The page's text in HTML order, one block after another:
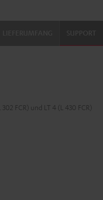
SUPPORT
FCR) und LT 4 (L 430 FCR)